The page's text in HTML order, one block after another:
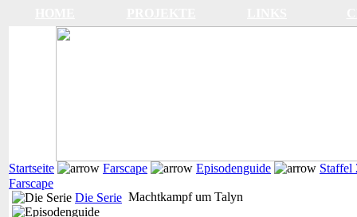
Startseite Farscape Episodenguide
Staffel
Farscape
Die Serie Machtkampf um Talyn